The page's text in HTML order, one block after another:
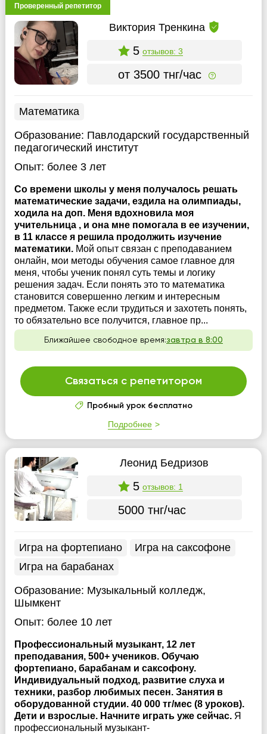
Проверенный репетитор
Виктория Тренкина
5 отзывов: 3
от 3500 тнг/час
Математика
Образование: Павлодарский государственный
педагогический институт
Опыт: более 3 лет
Со времени школы у меня получалось решать
математические задачи, ездила на олимпиады,
ходила на доп. Меня вдохновила моя
учительница , и она мне помогала в ее изучении,
в 11 классе я решила продолжить изучение
математики. Мой опыт связан с преподаванием
онлайн, мои методы обучения самое главное для
меня, чтобы ученик понял суть темы и логику
решения задач. Если понять это то математика
становится совершенно легким и интересным
предметом. Также если трудиться и захотеть понять,
то обязательно все получится, главное пр...
Ближайшее свободное время:завтра в 8:00
Связаться с репетитором
Пробный урок бесплатно
Подробнее
Леонид Бедризов
5 отзывов: 1
5000 тнг/час
Игра на фортепиано
Игра на саксофоне
Игра на барабанах
Образование: Музыкальный колледж,
Шымкент
Опыт: более 10 лет
Профессиональный музыкант, 12 лет
преподавания, 500+ учеников. Обучаю
фортепиано, барабанам и саксофону.
Индивидуальный подход, развитие слуха и
техники, разбор любимых песен. Занятия в
оборудованной студии. 40 000 тг/мес (8 уроков).
Дети и взрослые. Начните играть уже сейчас. Я
профессиональный музыкант-